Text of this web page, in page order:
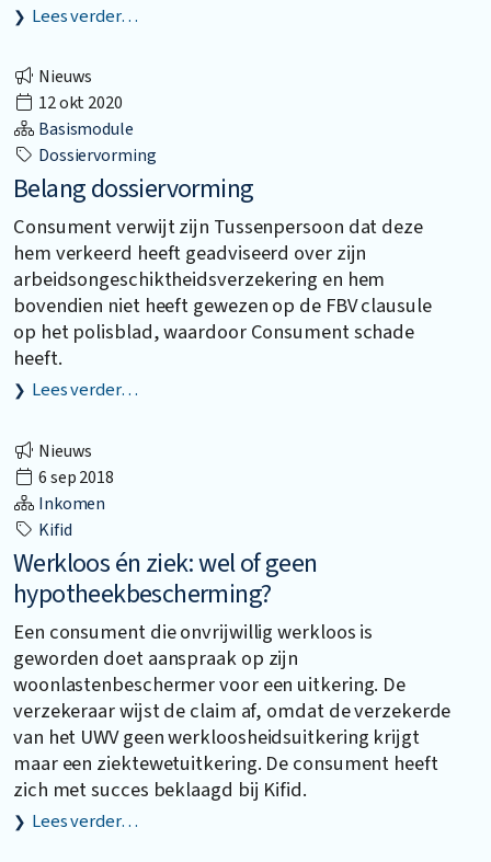
Lees verder…
Nieuws
12 okt 2020
Basismodule
Dossiervorming
Belang dossiervorming
Consument verwijt zijn Tussenpersoon dat deze
hem verkeerd heeft geadviseerd over zijn
arbeidsongeschiktheidsverzekering en hem
bovendien niet heeft gewezen op de FBV clausule
op het polisblad, waardoor Consument schade
heeft.
Lees verder…
Nieuws
6 sep 2018
Inkomen
Kifid
Werkloos én ziek: wel of geen
hypotheekbescherming?
Een consument die onvrijwillig werkloos is
geworden doet aanspraak op zijn
woonlastenbeschermer voor een uitkering. De
verzekeraar wijst de claim af, omdat de verzekerde
van het UWV geen werkloosheidsuitkering krijgt
maar een ziektewetuitkering. De consument heeft
zich met succes beklaagd bij Kifid.
Lees verder…